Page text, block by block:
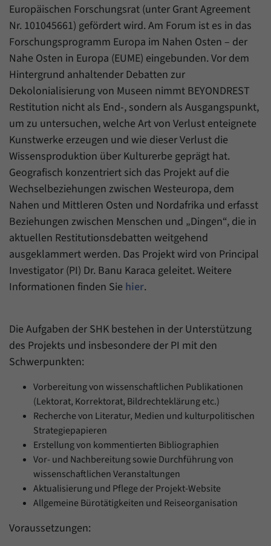
Europäischen Forschungsrat (unter Grant Agreement
Nr. 101045661) gefördert wird. Am Forum ist es in das
Forschungsprogramm Europa im Nahen Osten – der
Nahe Osten in Europa (EUME) eingebunden. Vor dem
Hintergrund anhaltender Debatten zur
Dekolonialisierung von Museen nimmt BEYONDREST
Restitution nicht als End-, sondern als Ausgangspunkt,
um zu untersuchen, welche Art von Verlust enteignete
Kunstwerke erzeugen und wie dieser Verlust die
Wissensproduktion über Kulturerbe geprägt hat.
Geografisch konzentriert sich das Projekt auf die
Wechselbeziehungen zwischen Westeuropa, dem
Nahen und Mittleren Osten und Nordafrika und erfasst
Beziehungen zwischen Menschen und „Dingen“, die in
aktuellen Restitutionsdebatten weitgehend
ausgeklammert werden. Das Projekt wird von Principal
Investigator (PI) Dr. Banu Karaca geleitet. Weitere
Informationen finden Sie hier.
Die Aufgaben der SHK bestehen in der Unterstützung
des Projekts und insbesondere der PI mit den
Schwerpunkten:
Vorbereitung von wissenschaftlichen Publikationen
(Lektorat, Korrektorat, Bildrechteklärung etc.)
Recherche von Literatur, Medien und kulturpolitischen
Strategiepapieren
Erstellung von kommentierten Bibliographien
Vor- und Nachbereitung sowie Durchführung von
wissenschaftlichen Veranstaltungen
Aktualisierung und Pflege der Projekt-Website
Allgemeine Bürotätigkeiten und Reiseorganisation
Voraussetzungen: